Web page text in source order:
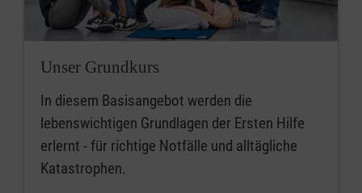
Unser Grundkurs
In diesem Basisangebot werden die
lebenswichtigen Grundlagen der Ersten Hilfe
erlernt - für richtige Notfälle und alltägliche
Katastrophen.